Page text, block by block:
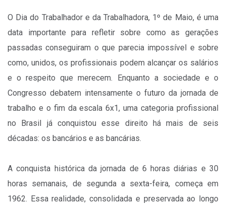
O Dia do Trabalhador e da Trabalhadora, 1º de Maio, é uma
data importante para refletir sobre como as gerações
passadas conseguiram o que parecia impossível e sobre
como, unidos, os profissionais podem alcançar os salários
e o respeito que merecem. Enquanto a sociedade e o
Congresso debatem intensamente o futuro da jornada de
trabalho e o fim da escala 6x1, uma categoria profissional
no Brasil já conquistou esse direito há mais de seis
décadas: os bancários e as bancárias.
A conquista histórica da jornada de 6 horas diárias e 30
horas semanais, de segunda a sexta-feira, começa em
1962. Essa realidade, consolidada e preservada ao longo